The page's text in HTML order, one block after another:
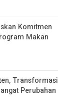
Komitmen
Makan
Transformasi
Perubahan